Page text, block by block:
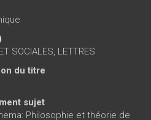
SOCIALES, LETTRES
du titre
sujet
Philosophie et théorie de